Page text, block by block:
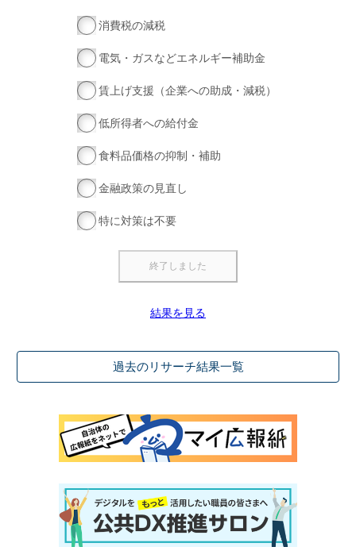
消費税の減税
電気・ガスなどエネルギー補助金
賃上げ支援（企業への助成・減税）
低所得者への給付金
食料品価格の抑制・補助
金融政策の見直し
特に対策は不要
結果を見る
過去のリサーチ結果一覧